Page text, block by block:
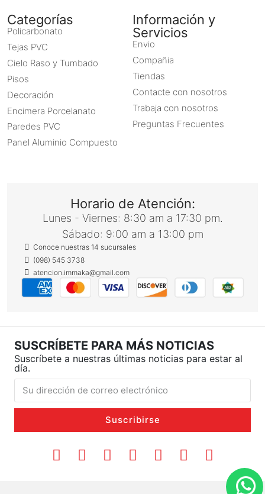
Categorías
Policarbonato
Tejas PVC
Cielo Raso y Tumbado
Pisos
Decoración
Encimera Porcelanato
Paredes PVC
Panel Aluminio Compuesto
Información y
Servicios
Envio
Compañia
Tiendas
Contacte con nosotros
Trabaja con nosotros
Preguntas Frecuentes
Horario de Atención:
Lunes - Viernes: 8:30 am a 17:30 pm.
Sábado: 9:00 am a 13:00 pm
Conoce nuestras 14 sucursales
(098) 545 3738
atencion.immaka@gmail.com
SUSCRÍBETE PARA MÁS NOTICIAS
Suscríbete a nuestras últimas noticias para estar al
día.
Suscribirse